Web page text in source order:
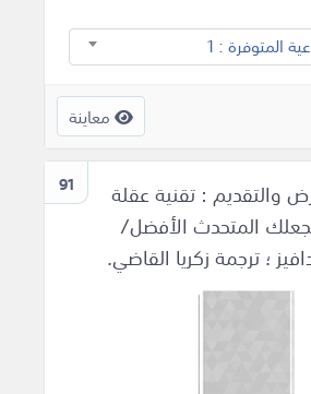
المتوفرة : 1
معاينة
91
والتقديم : تقنية عقلة
المتحدث الأفضل/
؛ ترجمة زكريا القاضي.